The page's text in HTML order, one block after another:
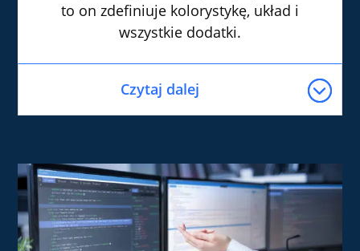
to on zdefiniuje kolorystykę, układ i
wszystkie dodatki.
Czytaj dalej